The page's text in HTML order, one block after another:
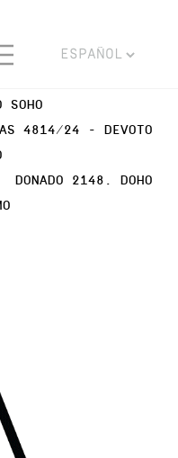
4814/24 - DEVOTO
DONADO 2148. DOHO